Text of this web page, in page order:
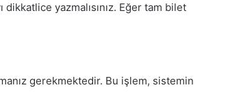
yazmalısınız. Eğer tam bilet
gerekmektedir. Bu işlem, sistemin